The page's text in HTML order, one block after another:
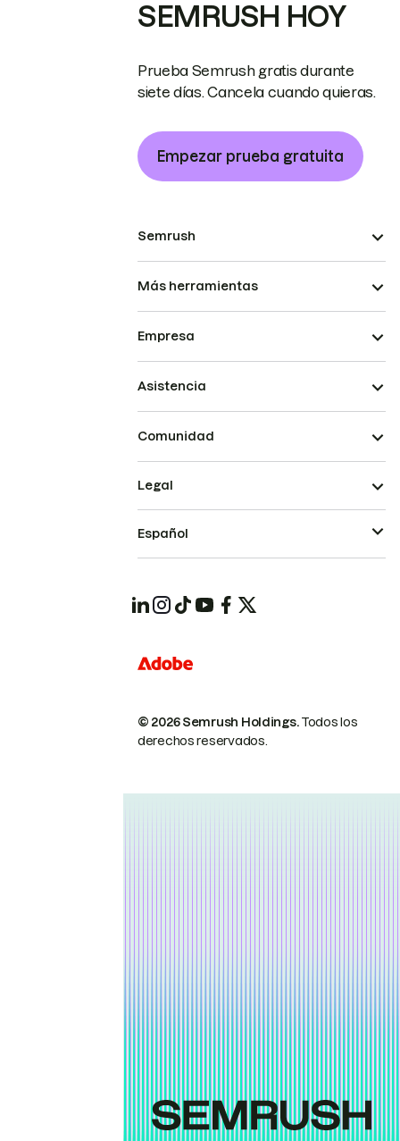
SEMRUSH HOY
Prueba Semrush gratis durante
siete días. Cancela cuando quieras.
Empezar prueba gratuita
Semrush
Más herramientas
Empresa
Asistencia
Comunidad
© 2026 Semrush Holdings.Todos los
derechos reservados.
Legal
Español